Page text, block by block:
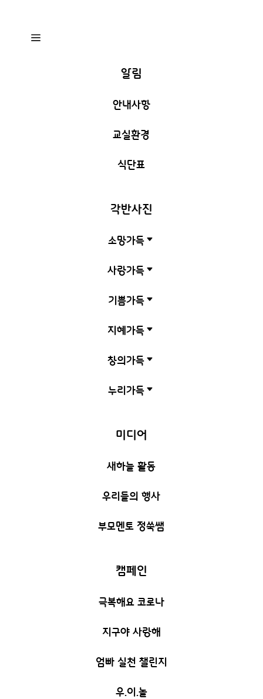
a
알림
안내사항
교실환경
식단표
각반사진
소망가득C
사랑가득 C
기쁨가득C
지혜가득 C
창의가득 C
누리가득C
미디어
새하늘 활동
우리들의 행사
부모멘토 정쑥쌤
캠페인
극복해요 코로나
지구야 사랑해
엄빠 실천 챌린지
우.이.놀